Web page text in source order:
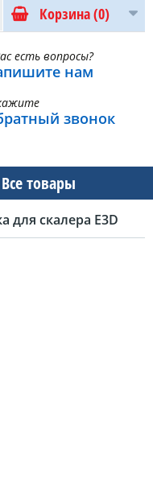
Корзина(0)
есть вопросы?
нам
звонок
Все товары
для скалера E3D